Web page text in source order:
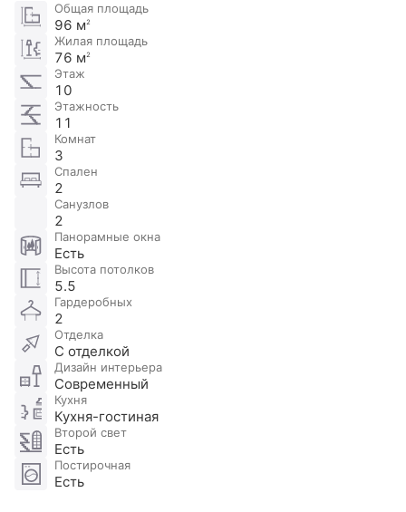
Общая площадь
96 м2
Жилая площадь
76 м2
Этаж
10
Этажность
11
Комнат
3
Спален
2
Санузлов
2
Панорамные окна
Есть
Высота потолков
5.5
Гардеробных
2
Отделка
С отделкой
Дизайн интерьера
Современный
Кухня
Кухня-гостиная
Второй свет
Есть
Постирочная
Есть